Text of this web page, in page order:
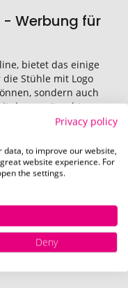
- Werbung für
bietet das einige
Stühle mit Logo
sondern auch
der gewünschten
dabei sowohl das Logo
enthalten,
Stühle direkt
sein können. In
entsteht zudem ein
Werbe Stühle sind
und großzügige
zu überzeugen und
Corporate Design zu
Privacy policy
to improve our website,
website experience. For
the settings.
Deny